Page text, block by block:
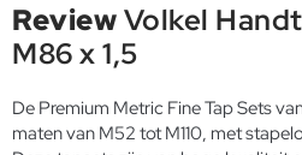
ReviewVolkel
M86 x 1,5
De Premium Metric Fine Tap Sets
maten van M52 tot M110, met